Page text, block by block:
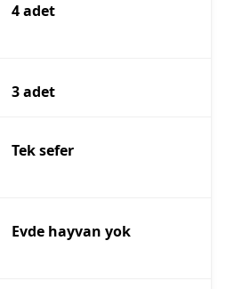
4 adet
3 adet
Tek sefer
Evde hayvan yok